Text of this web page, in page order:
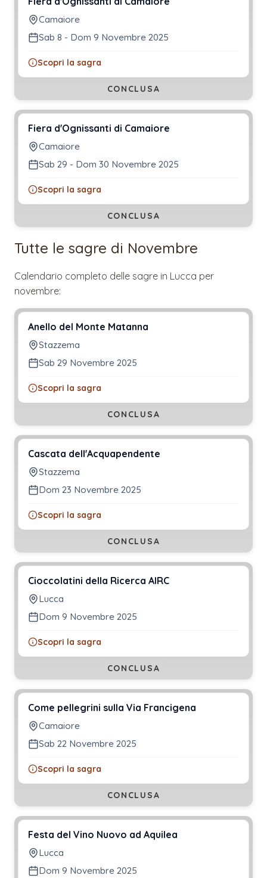
Camaiore
Sab 8 - Dom 9 Novembre 2025
Scopri la sagra
CONCLUSA
Fiera d'Ognissanti di Camaiore
Camaiore
Sab 29 - Dom 30 Novembre 2025
Scopri la sagra
CONCLUSA
Tutte le sagre di Novembre
Calendario completo delle sagre in Lucca per
novembre:
Anello del Monte Matanna
Stazzema
Sab 29 Novembre 2025
Scopri la sagra
CONCLUSA
Cascata dell'Acquapendente
Stazzema
Dom 23 Novembre 2025
Scopri la sagra
CONCLUSA
Cioccolatini della Ricerca AIRC
Lucca
Dom 9 Novembre 2025
Scopri la sagra
CONCLUSA
Come pellegrini sulla Via Francigena
Camaiore
Sab 22 Novembre 2025
Scopri la sagra
CONCLUSA
Festa del Vino Nuovo ad Aquilea
Lucca
Dom 9 Novembre 2025